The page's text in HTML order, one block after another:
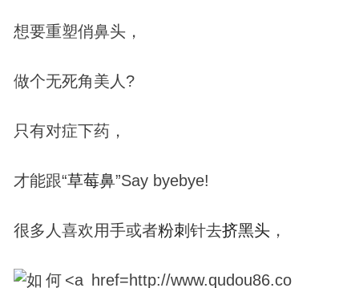
想要重塑俏鼻头，
做个无死角美人?
只有对症下药，
才能跟“草莓鼻”Say byebye!
很多人喜欢用手或者粉刺针去挤黑头，